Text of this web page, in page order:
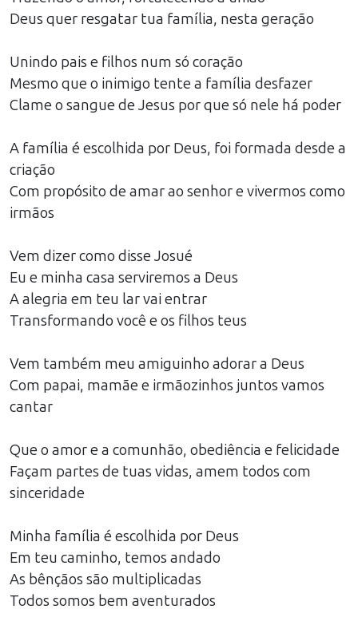
Deus quer resgatar tua família, nesta geração
Unindo pais e filhos num só coração
Mesmo que o inimigo tente a família desfazer
Clame o sangue de Jesus por que só nele há poder
A família é escolhida por Deus, foi formada desde a
criação
Com propósito de amar ao senhor e vivermos como
irmãos
Vem dizer como disse Josué
Eu e minha casa serviremos a Deus
A alegria em teu lar vai entrar
Transformando você e os filhos teus
Vem também meu amiguinho adorar a Deus
Com papai, mamãe e irmãozinhos juntos vamos
cantar
Que o amor e a comunhão, obediência e felicidade
Façam partes de tuas vidas, amem todos com
sinceridade
Minha família é escolhida por Deus
Em teu caminho, temos andado
As bênçãos são multiplicadas
Todos somos bem aventurados